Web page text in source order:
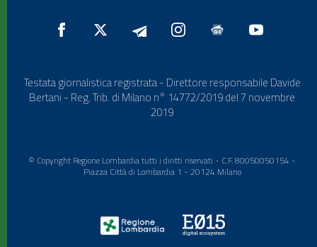
Testata giornalistica registrata - Direttore responsabile Davide
Bertani - Reg. Trib. di Milano n° 14772/2019 del 7 novembre
2019
© Copyright Regione Lombardia tutti i diritti riservati - C.F. 80050050154 -
Piazza Città di Lombardia 1 - 20124 Milano